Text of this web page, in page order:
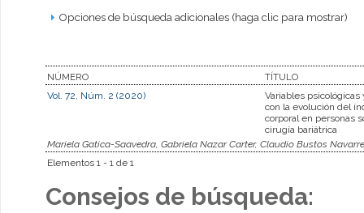
Opciones de búsqueda adicionales (haga clic para mostrar)
NÚMERO
TÍTULO
Vol. 72, Núm. 2 (2020)
Variables
con la evolución del
corporal en personas
cirugía bariátrica
Mariela Gatica-Saavedra, Gabriela Nazar Carter, Claudio Bustos
Elementos 1 - 1 de 1
Consejos de búsqueda: